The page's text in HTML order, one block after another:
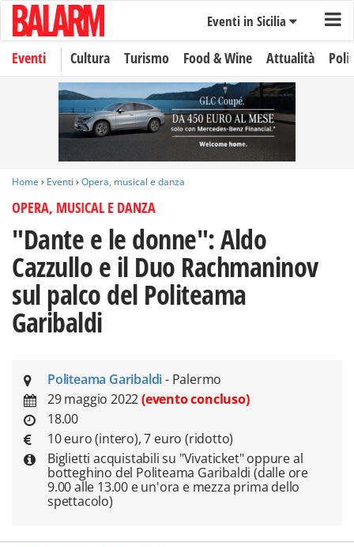
Eventi in Sicilia
Eventi Cultura Turismo Food & Wine Attualità
Home › Eventi › Opera, musical e danza
OPERA, MUSICAL E DANZA
"Dante e le donne": Aldo
Cazzullo e il Duo Rachmaninov
sul palco del Politeama
Garibaldi
Politeama Garibaldi- Palermo
29 maggio 2022(evento concluso)
18.00
10 euro (intero), 7 euro (ridotto)
Biglietti acquistabili su "Vivaticket" oppure al
botteghino del Politeama Garibaldi (dalle ore
9.00 alle 13.00 e un'ora e mezza prima dello
spettacolo)